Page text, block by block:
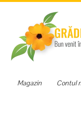
Contul
Magazin